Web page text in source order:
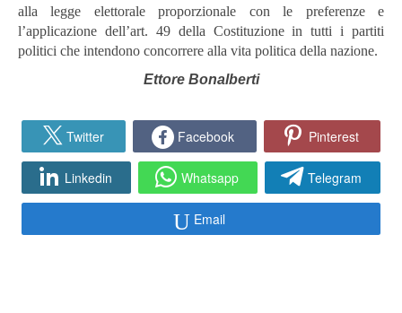
alla legge elettorale proporzionale con le preferenze e
l’applicazione dell’art. 49 della Costituzione in tutti i partiti
politici che intendono concorrere alla vita politica della nazione.
Ettore Bonalberti
Twitter Facebook Pinterest
Linkedin Whatsapp Telegram
Email